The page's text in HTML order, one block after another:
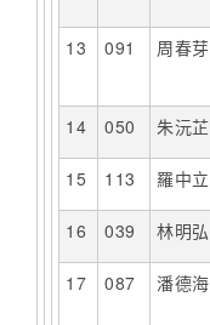
13 091 周春芽
14 050 朱沅芷
15 113 羅中立
16 039 林明弘
17 087 潘德海